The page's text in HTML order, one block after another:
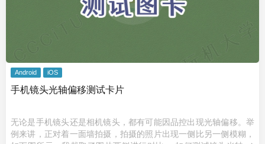
Android iOS
手机镜头光轴偏移测试卡片
无论是手机镜头还是相机镜头，都有可能因品控出现光轴偏移。举
例来讲，正对着一面墙拍摄，拍摄的照片出现一侧比另一侧模糊，